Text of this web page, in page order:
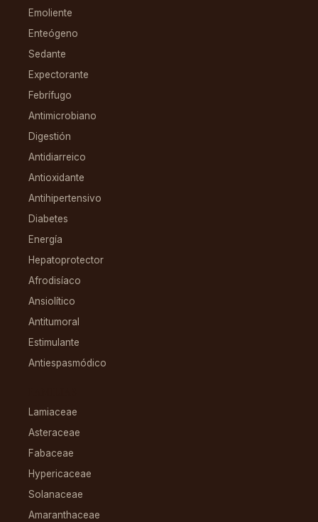
Emoliente
Enteógeno
Sedante
Expectorante
Febrífugo
Antimicrobiano
Digestión
Antidiarreico
Antioxidante
Antihipertensivo
Diabetes
Energía
Hepatoprotector
Afrodisíaco
Ansiolítico
Antitumoral
Estimulante
Antiespasmódico
Lamiaceae
Asteraceae
Fabaceae
Hypericaceae
Solanaceae
Amaranthaceae